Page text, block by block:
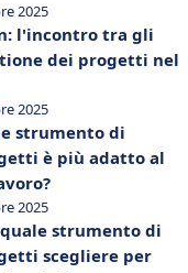
2025
l'incontro tra gli
dei progetti nel
2025
strumento di
è più adatto al
2025
strumento di
scegliere per